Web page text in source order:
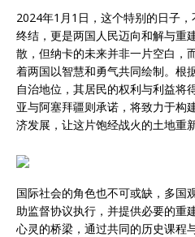
2024年1月1日，这个特别的日子
终结，更是两国人民迈向和解与重
散，但纳卡的未来并非一片空白，
着两国以智慧和勇气共同绘制。根
自治地位，其居民的权利与利益将
亚与阿塞拜疆则承诺，将致力于构
济发展，让这片饱经战火的土地重
国际社会的角色也不可或缺，多国
助监督协议执行，并提供必要的重
心灵的桥梁，通过共同的历史课程